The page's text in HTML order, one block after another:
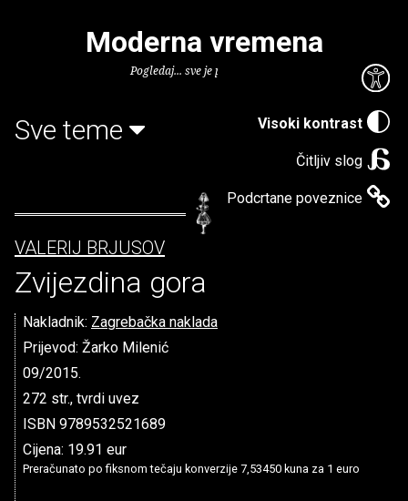
Visoki kontrast
Čitljiv slog
Podcrtane poveznice
Moderna vremena
Pogledaj... sve je puno knjiga.
Sve teme
VALERIJ BRJUSOV
Zvijezdina gora
Nakladnik: Zagrebačka naklada
Prijevod: Žarko Milenić
09/2015.
272 str., tvrdi uvez
ISBN 9789532521689
Cijena: 19.91 eur
Preračunato po fiksnom tečaju konverzije 7,53450 kuna za 1 euro